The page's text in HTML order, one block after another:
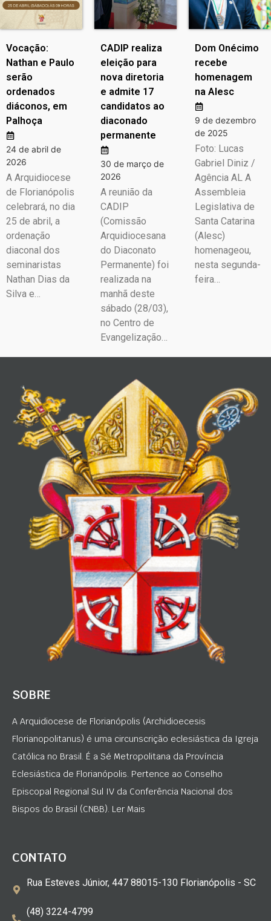
Vocação:
Nathan e Paulo
serão
ordenados
diáconos, em
Palhoça
24 de abril de
2026
A Arquidiocese
de Florianópolis
celebrará, no dia
25 de abril, a
ordenação
diaconal dos
seminaristas
Nathan Dias da
Silva e…
CADIP realiza
eleição para
nova diretoria
e admite 17
candidatos ao
diaconado
permanente
30 de março de
2026
A reunião da
CADIP
(Comissão
Arquidiocesana
do Diaconato
Permanente) foi
realizada na
manhã deste
sábado (28/03),
no Centro de
Evangelização…
Dom Onécimo
recebe
homenagem
na Alesc
9 de dezembro
de 2025
Foto: Lucas
Gabriel Diniz /
Agência AL A
Assembleia
Legislativa de
Santa Catarina
(Alesc)
homenageou,
nesta segunda-
feira…
SOBRE
A Arquidiocese de Florianópolis (Archidioecesis
Florianopolitanus) é uma circunscrição eclesiástica da Igreja
Católica no Brasil. É a Sé Metropolitana da Província
Eclesiástica de Florianópolis. Pertence ao Conselho
Episcopal Regional Sul IV da Conferência Nacional dos
Bispos do Brasil (CNBB). Ler Mais
CONTATO
Rua Esteves Júnior, 447 88015-130 Florianópolis - SC
(48) 3224-4799